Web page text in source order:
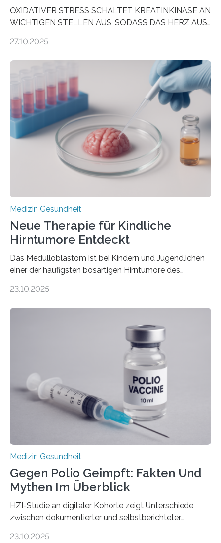
OXIDATIVER STRESS SCHALTET KREATINKINASE AN
WICHTIGEN STELLEN AUS, SODASS DAS HERZ AUS
aus dem Deutschen Zentrum für Herzinsuffizienz
im Journal Circulation, warum der Energietransport bei
der Hypertrophen Kardiomyopathie (HCM) versagen
kann und wie sich durch eine Verringerung der
Herzbelastung und des oxidativen Stresses
Rhythmusstörungen reduzieren lassen. Würzburg. Die
hypertrophe Kardiomyopathie (HCM) ist die häufigste
erblich bedingte Herzerkrankung. Sie führt dazu, dass
sich die linke Herzkammer verdickt, der Herzmuskel zu
stark kontrahiert…
27.10.2025
Medizin Gesundheit
Neue Therapie für Kindliche
Hirntumore Entdeckt
Das Medulloblastom ist bei Kindern und Jugendlichen
einer der häufigsten bösartigen Hirntumore des
Betroffenen können mit heutigen Methoden geheilt
Dringend benötigt werden zielgerichtete Therapien, die
nur Tumorschwachstellen angreifen und normales
Gewebe verschonen. Forschende um Daniel Merk vom
Hertie-Institut für klinische Hirnforschung am
Universitätsklinikum Tübingen haben eine solche
Schwachstelle im Erbgut einer Untergruppe des
Medulloblastoms gefunden. Die Wilhelm Sander-
Stiftung unterstützte das Projekt…
23.10.2025
Medizin Gesundheit
Gegen Polio Geimpft: Fakten Und
Mythen Im Überblick
HZI-Studie an digitaler Kohorte zeigt Unterschiede
zwischen dokumentierter und selbstberichteter
Kinderlähmung, ist eine ansteckende Krankheit, die
23.10.2025